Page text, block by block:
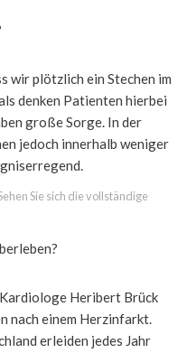
wir plötzlich ein Stechen im
denken Patienten hierbei
große Sorge. In der
jedoch innerhalb weniger
Sie sich die vollständige
Heribert Brück
nach einem Herzinfarkt.
erleiden jedes Jahr